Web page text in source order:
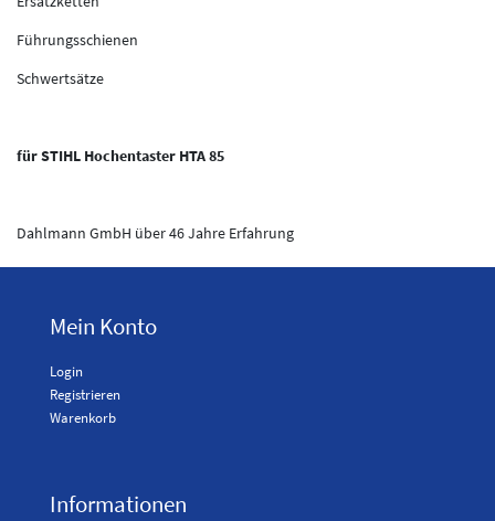
Führungsschienen
Schwertsätze
für STIHL Hochentaster HTA 85
Dahlmann GmbH über 46 Jahre Erfahrung
Mein Konto
Login
Registrieren
Warenkorb
Informationen